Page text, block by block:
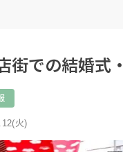
街での結婚式
火)